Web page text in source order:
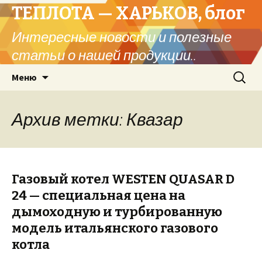
ТЕПЛОТА — ХАРЬКОВ, блог
Интересные новости и полезные
статьи о нашей продукции..
Меню Найти:
Архив метки: Квазар
Газовый котел WESTEN QUASAR D
24 — специальная цена на
дымоходную и турбированную
модель итальянского газового
котла